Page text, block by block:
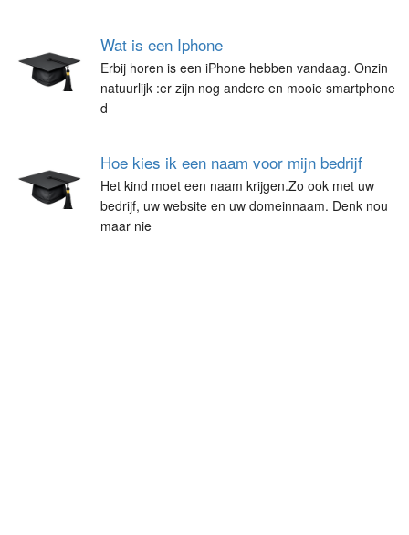
Wat is een Iphone
Erbij horen is een iPhone hebben vandaag. Onzin
natuurlijk :er zijn nog andere en mooie smartphone
d
Hoe kies ik een naam voor mijn bedrijf
Het kind moet een naam krijgen.Zo ook met uw
bedrijf, uw website en uw domeinnaam. Denk nou
maar nie